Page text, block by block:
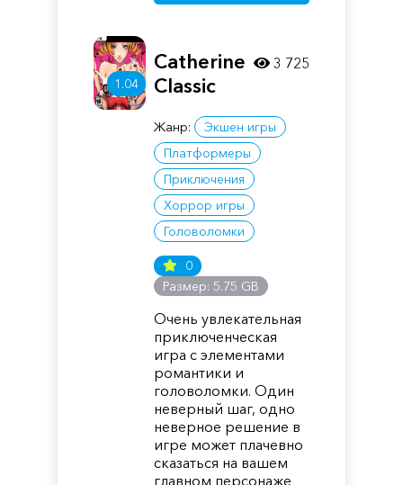
1.04
Catherine
Classic
Жанр:
Экшен игры
Платформеры
Приключения
Хоррор игры
Головоломки
0
Размер: 5.75 GB
Очень увлекательная
приключенческая
игра с элементами
романтики и
головоломки. Один
неверный шаг, одно
неверное решение в
игре может плачевно
сказаться на вашем
главном персонаже
3 725